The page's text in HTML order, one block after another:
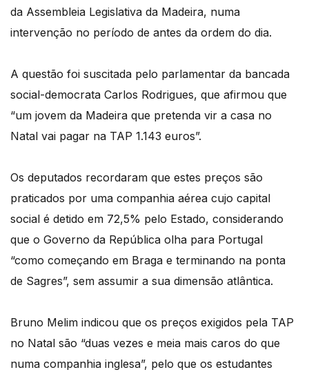
da Assembleia Legislativa da Madeira, numa
intervenção no período de antes da ordem do dia.
A questão foi suscitada pelo parlamentar da bancada
social-democrata Carlos Rodrigues, que afirmou que
“um jovem da Madeira que pretenda vir a casa no
Natal vai pagar na TAP 1.143 euros”.
Os deputados recordaram que estes preços são
praticados por uma companhia aérea cujo capital
social é detido em 72,5% pelo Estado, considerando
que o Governo da República olha para Portugal
“como começando em Braga e terminando na ponta
de Sagres”, sem assumir a sua dimensão atlântica.
Bruno Melim indicou que os preços exigidos pela TAP
no Natal são “duas vezes e meia mais caros do que
numa companhia inglesa”, pelo que os estudantes